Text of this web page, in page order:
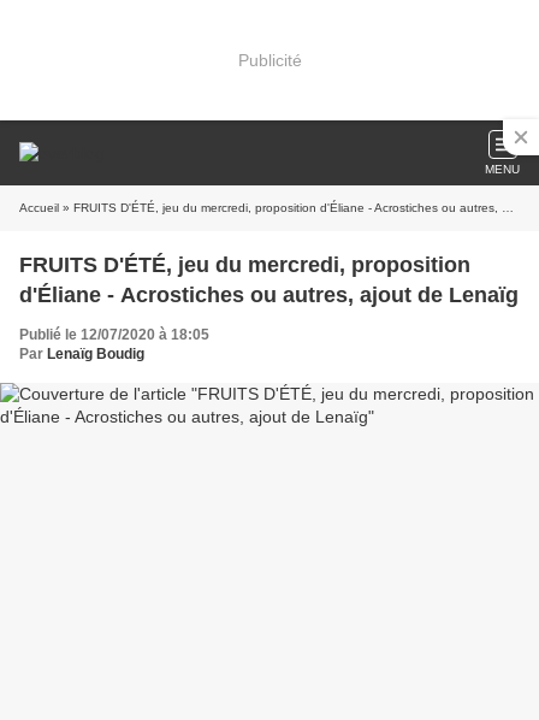
Publicité
MENU
Accueil » FRUITS D'ÉTÉ, jeu du mercredi, proposition d'Éliane - Acrostiches ou autres, ajout de Lenaïg
FRUITS D'ÉTÉ, jeu du mercredi, proposition
d'Éliane - Acrostiches ou autres, ajout de Lenaïg
Publié le 12/07/2020 à 18:05
Par Lenaïg Boudig